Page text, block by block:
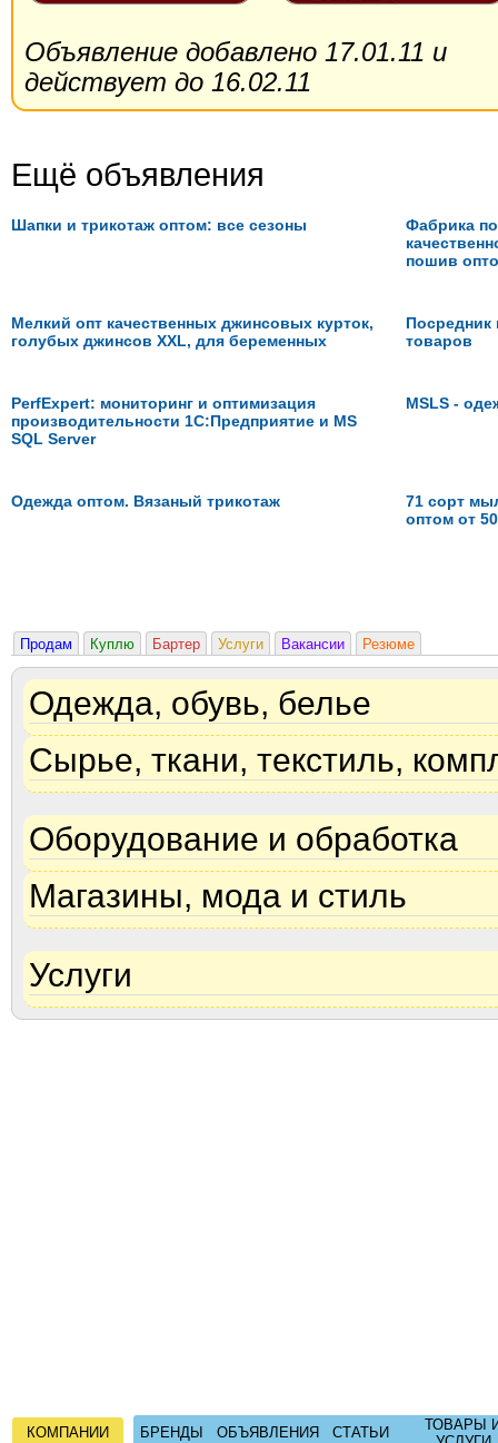
Объявление добавлено 17.01.11 и
действует до 16.02.11
Ещё объявления
Шапки и трикотаж оптом: все сезоны
Фабрика
пошив
Мелкий опт качественных джинсовых курток,
голубых джинсов XXL, для беременных
Посредник
товаров
PerfExpert: мониторинг и оптимизация
производительности 1С:Предприятие и MS
SQL Server
MSLS -
Одежда оптом. Вязаный трикотаж
71 сорт
оптом от
Продам Куплю Бартер Услуги Вакансии Резюме
Одежда, обувь, белье
Сырье, ткани, текстиль,
Оборудование и обработка
Магазины, мода и стиль
Услуги
КОМПАНИИ БРЕНДЫ ОБЪЯВЛЕНИЯ СТАТЬИ
ТОВАРЫ